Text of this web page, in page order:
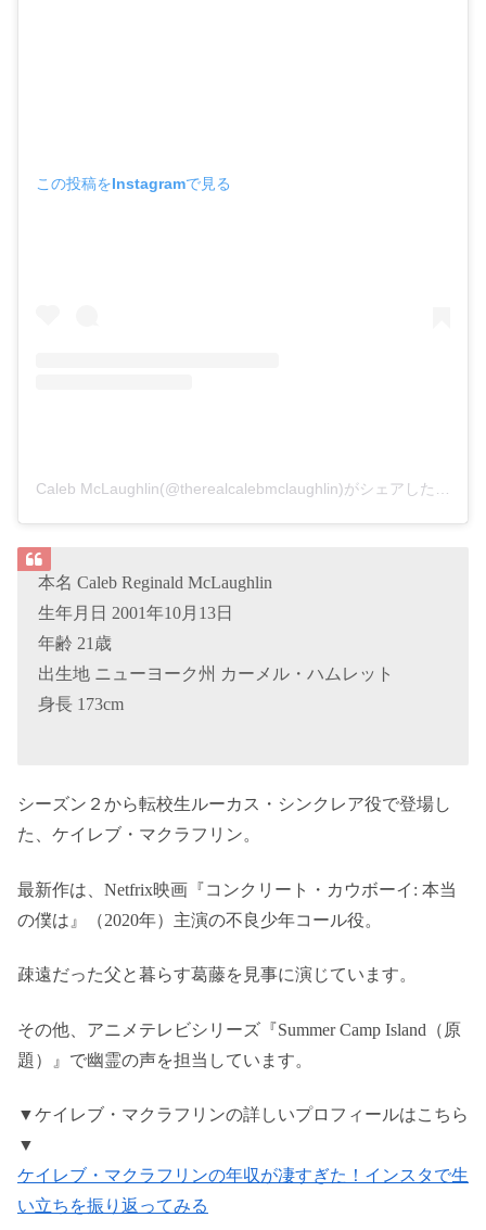
この投稿をInstagramで見る
本名 Caleb Reginald McLaughlin
生年月日 2001年10月13日
年齢 21歳
出生地 ニューヨーク州 カーメル・ハムレット
身長 173cm
シーズン２から転校生ルーカス・シンクレア役で登場し
た、ケイレブ・マクラフリン。
最新作は、Netfrix映画『コンクリート・カウボーイ: 本当
の僕は』（2020年）主演の不良少年コール役。
疎遠だった父と暮らす葛藤を見事に演じています。
その他、アニメテレビシリーズ『Summer Camp Island（原
題）』で幽霊の声を担当しています。
▼ケイレブ・マクラフリンの詳しいプロフィールはこちら
▼
ケイレブ・マクラフリンの年収が凄すぎた！インスタで生
い立ちを振り返ってみる